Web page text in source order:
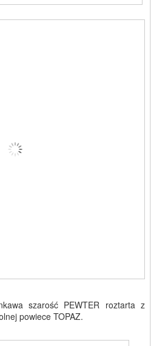
szarość PEWTER roztarta z
powiece TOPAZ.